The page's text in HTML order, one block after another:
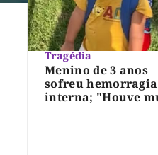
Tragédia
Menino de 3 anos
sofreu hemorragia
interna; "Houve